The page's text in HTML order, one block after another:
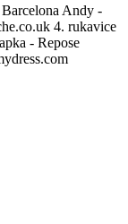
Andy -
4. rukavice
- Repose